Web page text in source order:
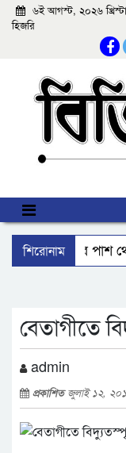
৬ই আগস্ট, ২০২৬
হিজরি
শিরোনাম
বরিশালে রাস্তার পাশ
বেতাগীতে
admin
প্রকাশিতজুলাই ১২,